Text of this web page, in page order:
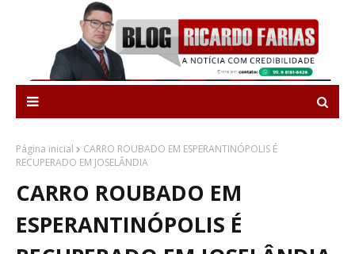
Página inicial
CARRO ROUBADO EM ESPERANTINÓPOLIS É
RECUPERADO EM JOSELÂNDIA
CARRO ROUBADO EM
ESPERANTINÓPOLIS É